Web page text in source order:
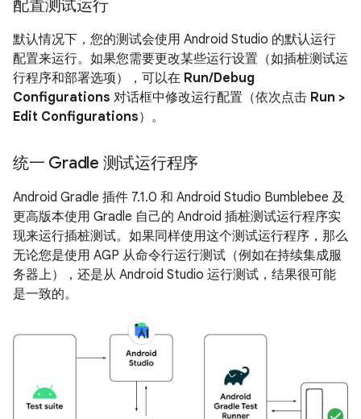
配置测试运行
默认情况下，您的测试会使用 Android Studio 的默认运行
配置来运行。如果您需要更改某些运行设置（如插桩测试运
行程序和部署选项），可以在 Run/Debug
Configurations 对话框中修改运行配置（依次点击 Run >
Edit Configurations）。
统一 Gradle 测试运行程序
Android Gradle 插件 7.1.0 和 Android Studio Bumblebee 及
更高版本使用 Gradle 自己的 Android 插桩测试运行程序实
现来运行插桩测试。如果同样使用这个测试运行程序，那么
无论您是使用 AGP 从命令行运行测试（例如在持续集成服
务器上），还是从 Android Studio 运行测试，结果很可能
是一致的。